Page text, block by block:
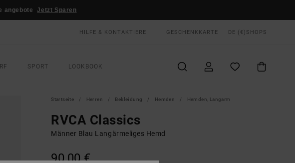
angebote Jetzt Sparen
HILFE & KONTAKTIERE GESCHENKKARTE DE (€) SHOPS
SPORT LOOKBOOK
Startseite Herren Bekleidung Hemden Hemden, Langarm
RVCA Classics
Männer Blau Langärmeliges Hemd
90,00 €